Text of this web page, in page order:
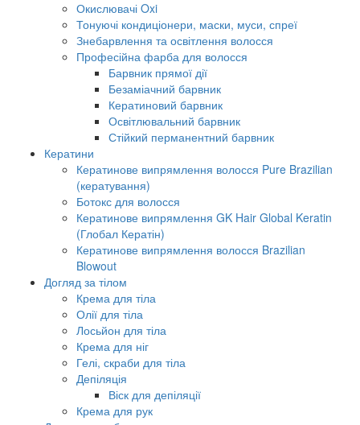
Окислювачі Oxi
Тонуючі кондиціонери, маски, муси, спреї
Знебарвлення та освітлення волосся
Професійна фарба для волосся
Барвник прямої дії
Безаміачний барвник
Кератиновий барвник
Освітлювальний барвник
Стійкий перманентний барвник
Кератини
Кератинове випрямлення волосся Pure Brazilian
(кератування)
Ботокс для волосся
Кератинове випрямлення GK Hair Global Keratin
(Глобал Кератін)
Кератинове випрямлення волосся Brazilian
Blowout
Догляд за тілом
Крема для тіла
Олії для тіла
Лосьйон для тіла
Крема для ніг
Гелі, скраби для тіла
Депіляція
Віск для депіляції
Крема для рук